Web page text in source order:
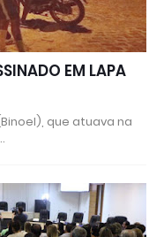
EM LAPA
que atuava na